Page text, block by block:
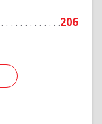
206